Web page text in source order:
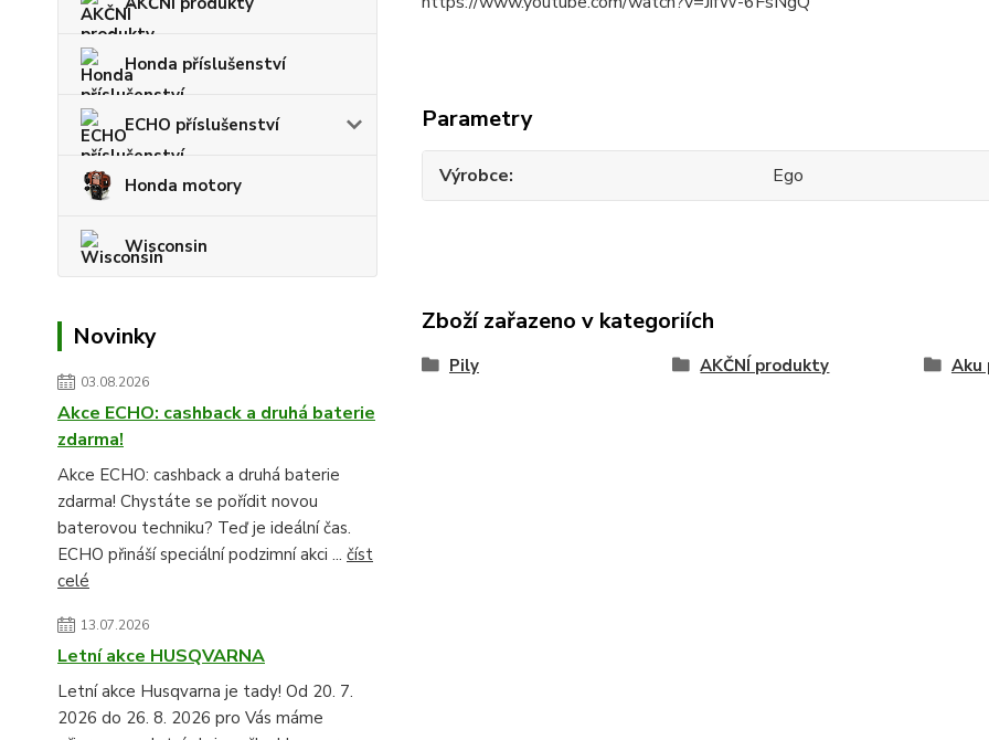
Honda příslušenství
ECHO příslušenství
Honda motory
Wisconsin
Novinky
03.08.2026
Akce ECHO: cashback a druhá baterie
zdarma!
Akce ECHO: cashback a druhá baterie
zdarma! Chystáte se pořídit novou
baterovou techniku? Teď je ideální čas.
ECHO přináší speciální podzimní akci ... číst
celé
13.07.2026
Letní akce HUSQVARNA
Letní akce Husqvarna je tady! Od 20. 7.
2026 do 26. 8. 2026 pro Vás máme
Parametry
Výrobce Ego
Zboží zařazeno v kategoriích
Pily AKČNÍ produkty Aku